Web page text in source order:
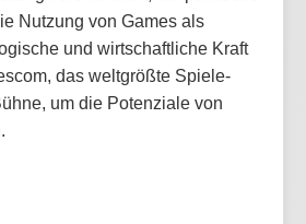
Nutzung von Games als
und wirtschaftliche Kraft
das weltgrößte Spiele-
um die Potenziale von